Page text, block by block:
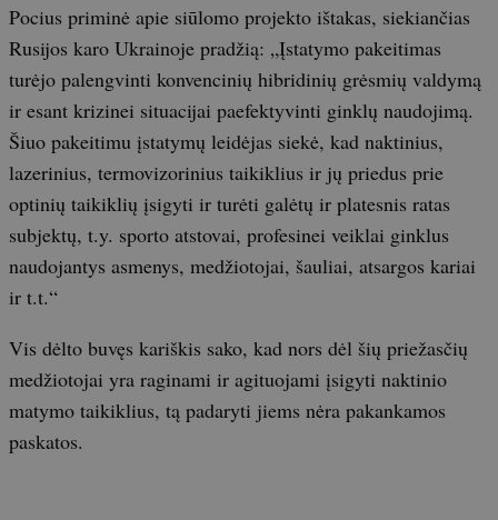
Pocius priminė apie siūlomo projekto ištakas, siekiančias
Rusijos karo Ukrainoje pradžią: „Įstatymo pakeitimas
turėjo palengvinti konvencinių hibridinių grėsmių valdymą
ir esant krizinei situacijai paefektyvinti ginklų naudojimą.
Šiuo pakeitimu įstatymų leidėjas siekė, kad naktinius,
lazerinius, termovizorinius taikiklius ir jų priedus prie
optinių taikiklių įsigyti ir turėti galėtų ir platesnis ratas
subjektų, t.y. sporto atstovai, profesinei veiklai ginklus
naudojantys asmenys, medžiotojai, šauliai, atsargos kariai
ir t.t.“
Vis dėlto buvęs kariškis sako, kad nors dėl šių priežasčių
medžiotojai yra raginami ir agituojami įsigyti naktinio
matymo taikiklius, tą padaryti jiems nėra pakankamos
paskatos.